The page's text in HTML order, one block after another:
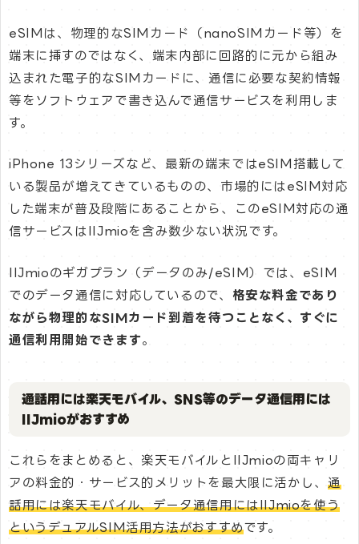
eSIMは、物理的なSIMカード（nanoSIMカード等）を
端末に挿すのではなく、端末内部に回路的に元から組み
込まれた電子的なSIMカードに、通信に必要な契約情報
等をソフトウェアで書き込んで通信サービスを利用しま
す。
iPhone 13シリーズなど、最新の端末ではeSIM搭載して
いる製品が増えてきているものの、市場的にはeSIM対応
した端末が普及段階にあることから、このeSIM対応の通
信サービスはIIJmioを含み数少ない状況です。
IIJmioのギガプラン（データのみ/eSIM）では、eSIM
でのデータ通信に対応しているので、 格安な料金であり
ながら物理的なSIMカード到着を待つことなく、すぐに
通信利用開始できます。
通話用には楽天モバイル、SNS等のデータ通信用には
IIJmioがおすすめ
これらをまとめると、楽天モバイルとIIJmioの両キャリ
アの料金的・サービス的メリットを最大限に活かし、 通
話用には楽天モバイル、データ通信用にはIIJmioを使う
というデュアルSIM活用方法がおすすめです。